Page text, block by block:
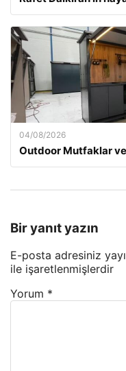
04/08/2026
Outdoor Mutfaklar ve
Bir yanıt yazın
E-posta adresiniz
ile işaretlenmişlerdir
Yorum *